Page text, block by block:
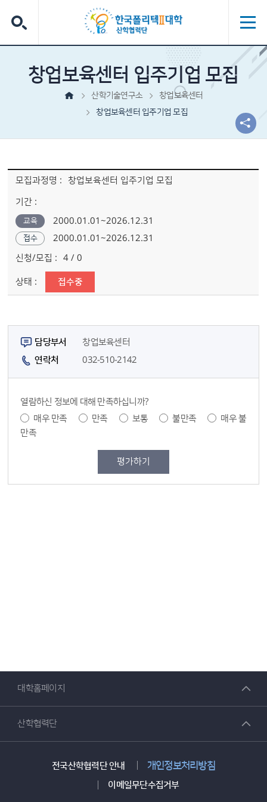
창업보육센터 입주기업 모집
산학기술연구소
창업보육센터
창업보육센터 입주기업 모집
창업보육센터 입주기업 모집
교육 2000.01.01~2026.12.31
접수
2000.01.01~2026.12.31
4 / 0
접수중
담당부서
창업보육센터
연락처
032-510-2142
열람하신 정보에 대해 만족하십니까?
매우 만족 만족 보통 불만족
매우 불
만족
대학홈페이지
산학협력단
전국산학협력단 안내 개인정보처리방침
이메일무단수집거부